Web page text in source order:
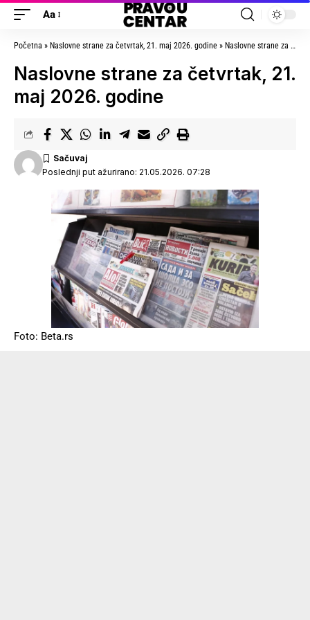
Aa
Početna » Naslovne strane za četvrtak, 21. maj 2026. godine » Naslovne strane za četvrtak, 21. maj 2026. godine
Naslovne strane za četvrtak, 21.
maj 2026. godine
Poslednji put ažurirano: 21.05.2026. 07:28
Foto: Beta.rs